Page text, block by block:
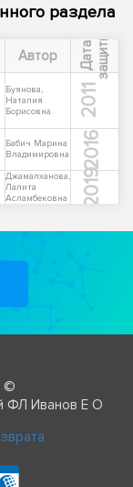
раздела
Автор Д
а
т
а
з
а
щ
и
т ы
Буянова,
Наталия
Борисовна
2011
Бабич Марина
Владимировна
2016
Джамалханова,
Лалита
Асламбековна
2019
©
ФЛ Иванов Е О